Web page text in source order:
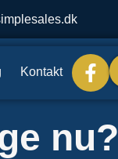
Kontakt
nu?